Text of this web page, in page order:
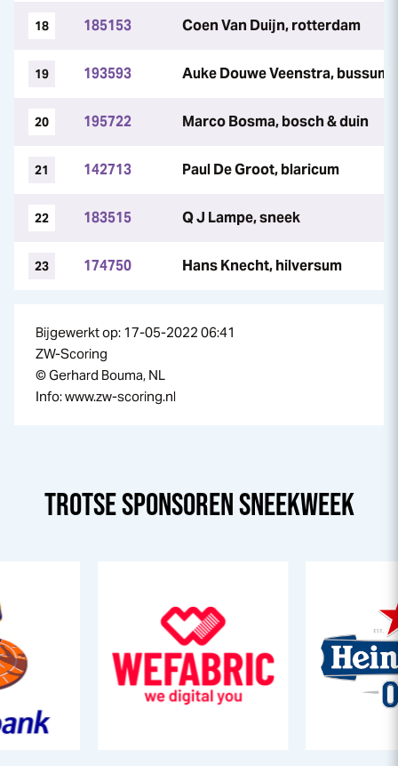
18 185153 Coen Van Duijn, rotterdam
19 193593 Auke Douwe Veenstra, bussum
20 195722 Marco Bosma, bosch & duin
21 142713 Paul De Groot, blaricum
22 183515 Q J Lampe, sneek
23 174750 Hans Knecht, hilversum
Bijgewerkt op: 17-05-2022 06:41
ZW-Scoring
© Gerhard Bouma, NL
Info: www.zw-scoring.nl
TROTSE SPONSORENSNEEKWEEK